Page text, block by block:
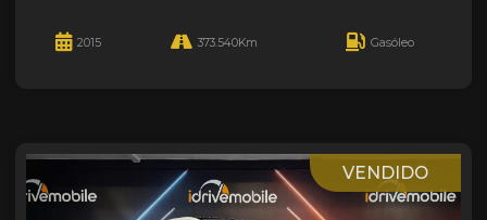
2015 373.540Km Gasóleo
VENDIDO